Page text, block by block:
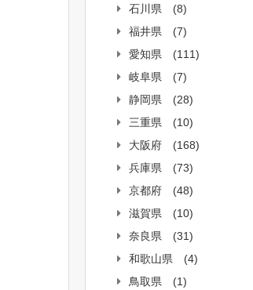
石川県
(8)
福井県
(7)
愛知県
(111)
岐阜県
(7)
静岡県
(28)
三重県
(10)
大阪府
(168)
兵庫県
(73)
京都府
(48)
滋賀県
(10)
奈良県
(31)
和歌山県
(4)
鳥取県
(1)